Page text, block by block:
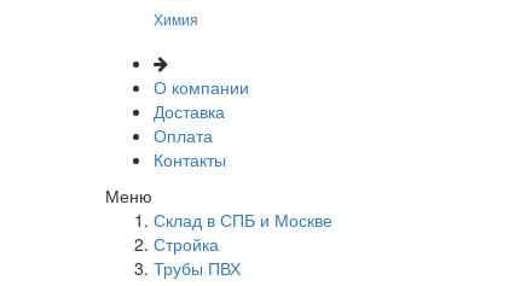
Химия
О компании
Доставка
Оплата
Контакты
Меню
Склад в СПБ и Москве
Стройка
Трубы ПВХ